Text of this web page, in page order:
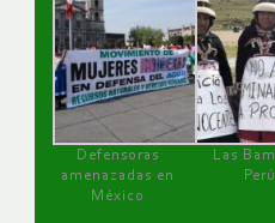
Defensoras
amenazadas en
México
Las
Perú